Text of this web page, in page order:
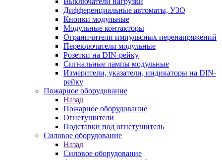
Дифференциальные автоматы, УЗО
Кнопки модульные
Модульные контакторы
Ограничители импульсных перенапряжений
Переключатели модульные
Розетки на DIN-рейку
Сигнальные лампы модульные
Измерители, указатели, индикаторы на DIN-
рейку
Пожарное оборудование
Назад
Пожарное оборудование
Огнетушители
Подставки под огнетушитель
Силовое оборудование
Назад
Силовое оборудование